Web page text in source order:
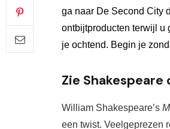
ga naar De Second City
ontbijtproducten terwijl u
je ochtend. Begin je
Zie
William Shakespeare’s
een twist. Veelgeprezen